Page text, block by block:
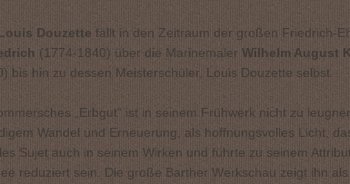
Douzette fällt in den Zeitraum der großen Friedrich-
(1774-1840) über die Marinemaler Wilhelm August
bis hin zu dessen Meisterschüler, Louis Douzette selbst.
„Erbgut“ ist in seinem Frühwerk nicht zu
Wandel und Erneuerung, als hoffnungsvolles Licht,
Sujet auch in seinem Wirken und führte zu seinem
reduziert sein. Die große Barther Werkschau zeigt ihn